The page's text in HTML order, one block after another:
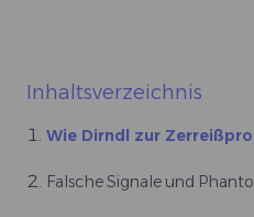
Inhaltsverzeichnis
Wie Dirndl zur
Falsche Signale und